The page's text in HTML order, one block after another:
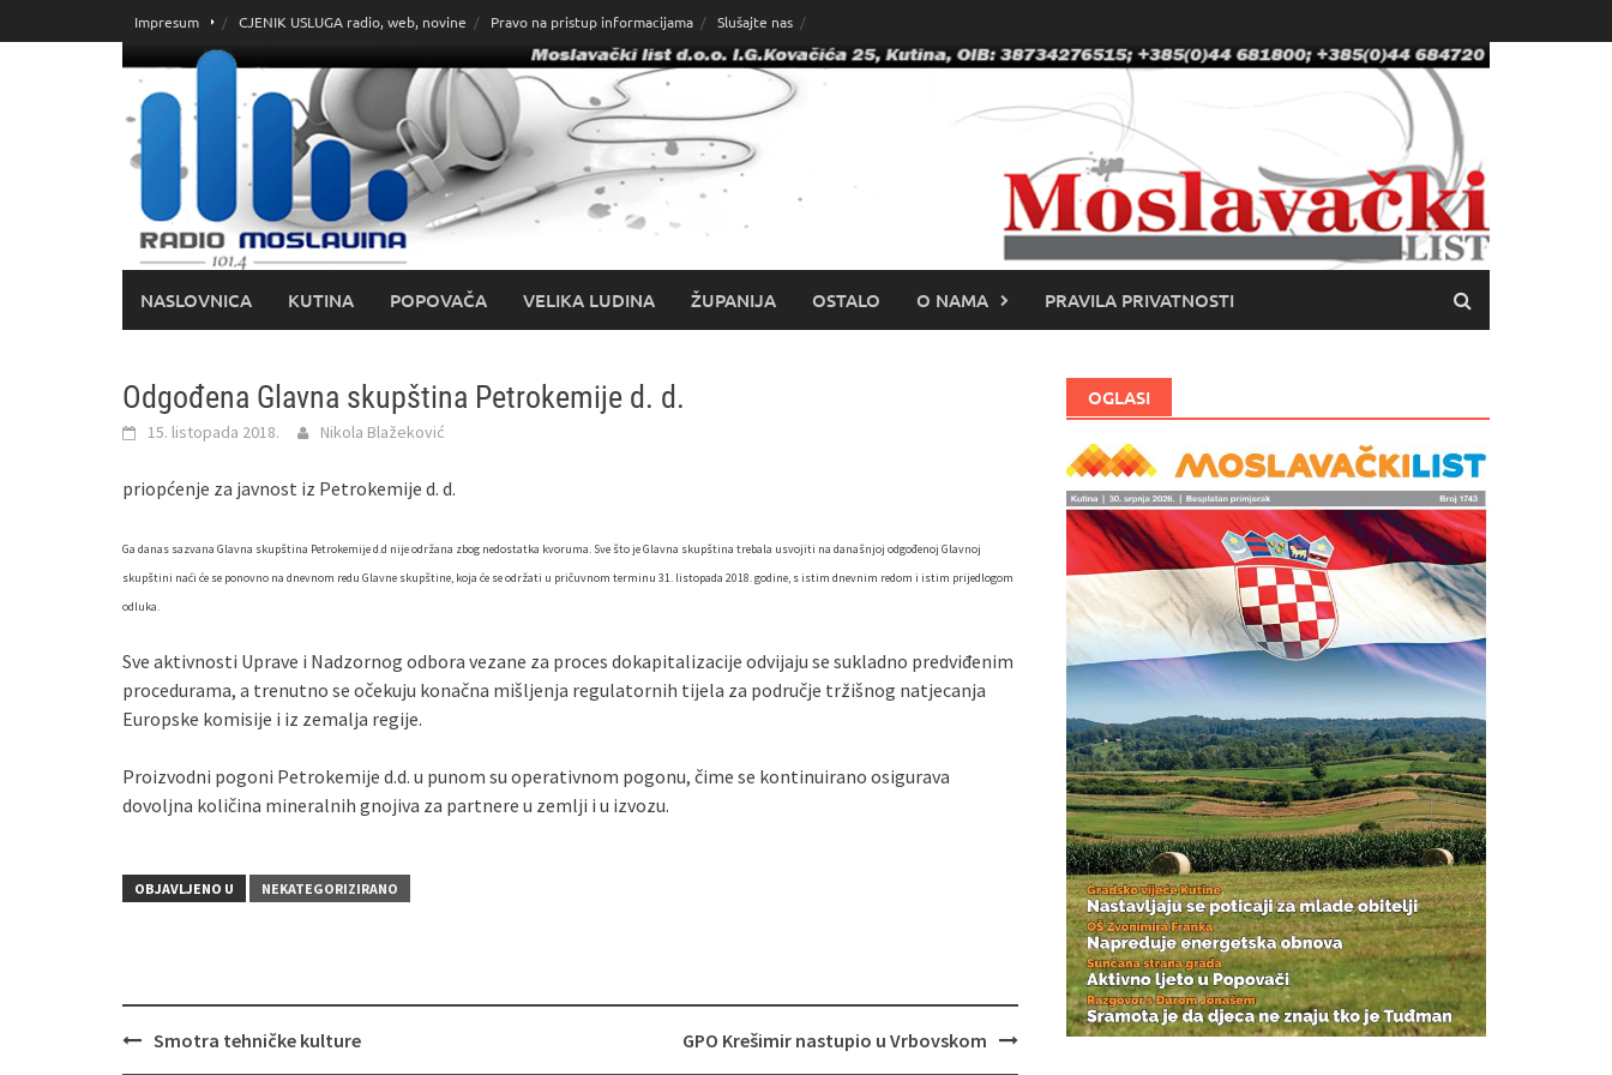
do
Impresum CJENIK USLUGA radio, web, novine Pravo na pristup informacijama Slušajte nas
NASLOVNICA KUTINA POPOVAČA VELIKA LUDINA ŽUPANIJA OSTALO O NAMA PRAVILA PRIVATNOSTI
Odgođena Glavna skupština Petrokemije d. d.
15. listopada 2018. Nikola Blažeković
priopćenje za javnost iz Petrokemije d. d.
Ga danas sazvana Glavna skupština Petrokemije d.d nije održana zbog nedostatka kvoruma. Sve što je Glavna skupština trebala usvojiti na današnjoj odgođenoj Glavnoj
skupštini naći će se ponovno na dnevnom redu Glavne skupštine, koja će se održati u pričuvnom terminu 31. listopada 2018. godine, s istim dnevnim redom i istim prijedlogom
odluka.
Sve aktivnosti Uprave i Nadzornog odbora vezane za proces dokapitalizacije odvijaju se sukladno predviđenim
procedurama, a trenutno se očekuju konačna mišljenja regulatornih tijela za područje tržišnog natjecanja
Europske komisije i iz zemalja regije.
Proizvodni pogoni Petrokemije d.d. u punom su operativnom pogonu, čime se kontinuirano osigurava
dovoljna količina mineralnih gnojiva za partnere u zemlji i u izvozu.
OBJAVLJENO U NEKATEGORIZIRANO
Smotra tehničke kulture GPO Krešimir nastupio u Vrbovskom
OGLASI